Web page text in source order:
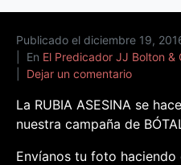
Publicado el diciembre 19,
En El Predicador JJ Bolton &
Dejar un comentario
La RUBIA ASESINA se
nuestra campaña de
Envíanos tu foto